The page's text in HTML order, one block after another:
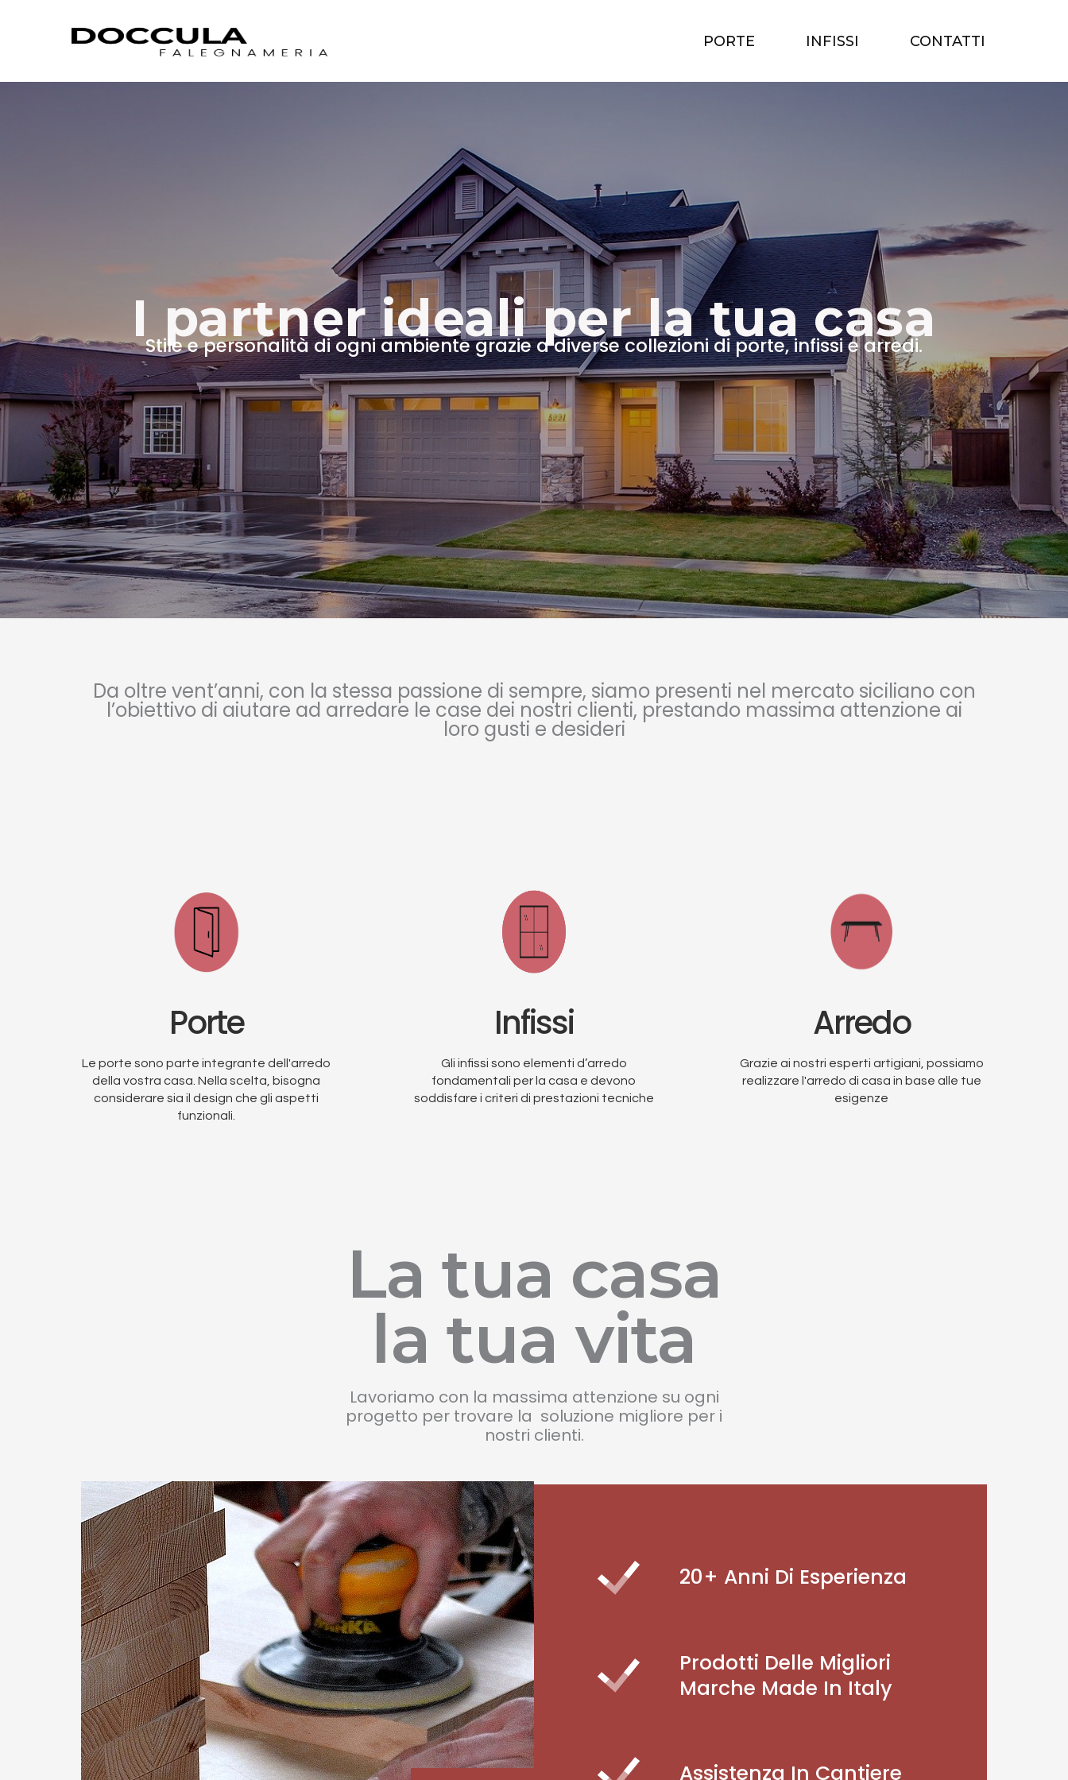
PORTE INFISSI CONTATTI
I partner ideali per la tua casa
Stile e personalità di ogni ambiente grazie a diverse collezioni di porte, infissi e arredi.
Da oltre vent’anni, con la stessa passione di sempre, siamo presenti nel mercato siciliano con
l’obiettivo di aiutare ad arredare le case dei nostri clienti, prestando massima attenzione ai
loro gusti e desideri
Porte
Le porte sono parte integrante dell'arredo
della vostra casa. Nella scelta, bisogna
considerare sia il design che gli aspetti
funzionali.
Infissi
Gli infissi sono elementi d’arredo
fondamentali per la casa e devono
soddisfare i criteri di prestazioni tecniche
Arredo
Grazie ai nostri esperti artigiani, possiamo
realizzare l'arredo di casa in base alle tue
esigenze
La tua casa
la tua vita
Lavoriamo con la massima attenzione su ogni
progetto per trovare la soluzione migliore per i
nostri clienti.
20+ Anni Di Esperienza
Prodotti Delle Migliori
Marche Made In Italy
Assistenza In Cantiere